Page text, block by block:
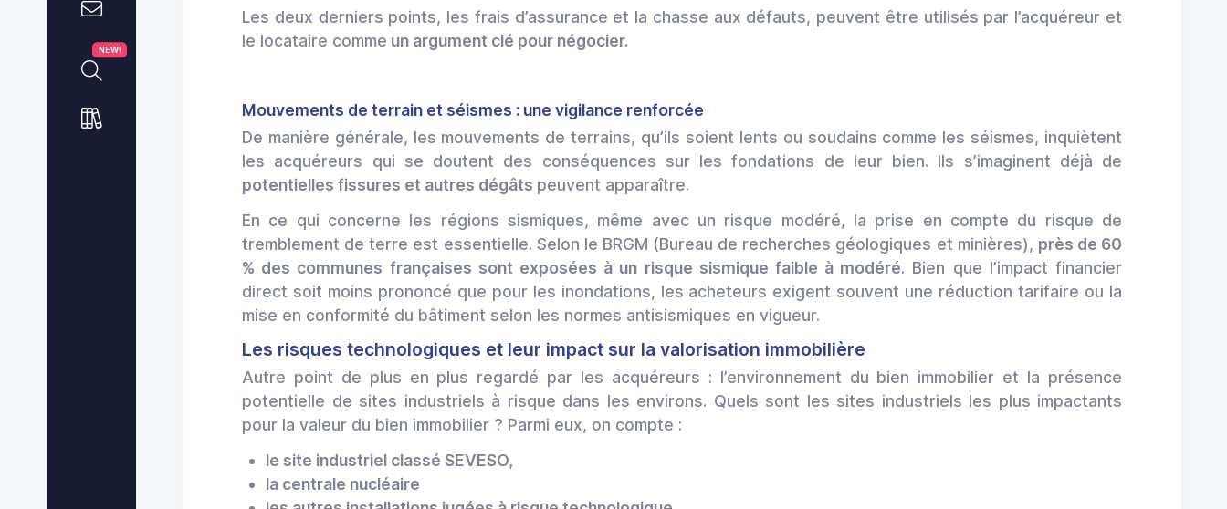
NEW!
Les deux derniers points, les frais d’assurance et la chasse aux défauts, peuvent être utilisés par l’acquéreur et
le locataire comme un argument clé pour négocier.
Mouvements de terrain et séismes : une vigilance renforcée
De manière générale, les mouvements de terrains, qu’ils soient lents ou soudains comme les séismes, inquiètent
les acquéreurs qui se doutent des conséquences sur les fondations de leur bien. Ils s’imaginent déjà de
potentielles fissures et autres dégâts peuvent apparaître.
En ce qui concerne les régions sismiques, même avec un risque modéré, la prise en compte du risque de
tremblement de terre est essentielle. Selon le BRGM (Bureau de recherches géologiques et minières), près de 60
% des communes françaises sont exposées à un risque sismique faible à modéré. Bien que l’impact financier
direct soit moins prononcé que pour les inondations, les acheteurs exigent souvent une réduction tarifaire ou la
mise en conformité du bâtiment selon les normes antisismiques en vigueur.
Les risques technologiques et leur impact sur la valorisation immobilière
Autre point de plus en plus regardé par les acquéreurs : l’environnement du bien immobilier et la présence
potentielle de sites industriels à risque dans les environs. Quels sont les sites industriels les plus impactants
pour la valeur du bien immobilier ? Parmi eux, on compte :
le site industriel classé SEVESO,
la centrale nucléaire